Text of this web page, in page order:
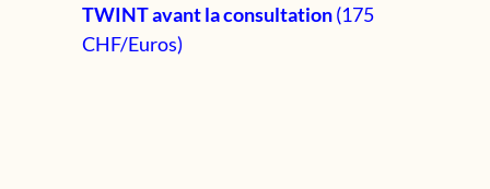
TWINT avant la consultation(175
CHF/Euros)